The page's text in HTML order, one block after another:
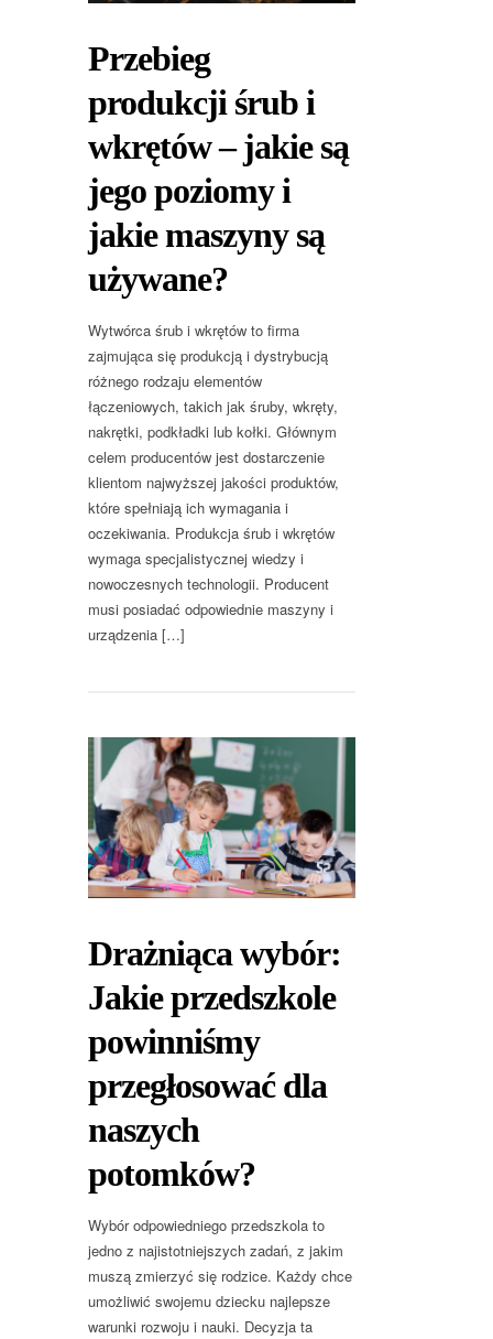
Przebieg
produkcji śrub i
wkrętów – jakie są
jego poziomy i
jakie maszyny są
używane?
Wytwórca śrub i wkrętów to firma
zajmująca się produkcją i dystrybucją
różnego rodzaju elementów
łączeniowych, takich jak śruby, wkręty,
nakrętki, podkładki lub kołki. Głównym
celem producentów jest dostarczenie
klientom najwyższej jakości produktów,
które spełniają ich wymagania i
oczekiwania. Produkcja śrub i wkrętów
wymaga specjalistycznej wiedzy i
nowoczesnych technologii. Producent
musi posiadać odpowiednie maszyny i
urządzenia […]
Drażniąca wybór:
Jakie przedszkole
powinniśmy
przegłosować dla
naszych
potomków?
Wybór odpowiedniego przedszkola to
jedno z najistotniejszych zadań, z jakim
muszą zmierzyć się rodzice. Każdy chce
umożliwić swojemu dziecku najlepsze
warunki rozwoju i nauki. Decyzja ta